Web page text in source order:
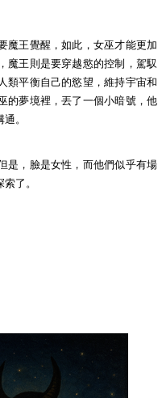
魔王覺醒，如此，女巫才能更加
魔王則是要穿越慾的控制，駕馭
類平衡自己的慾望，維持宇宙和
的夢境裡，丟了一個小暗號，他
。
是，臉是女性，而他們似乎有場
了。